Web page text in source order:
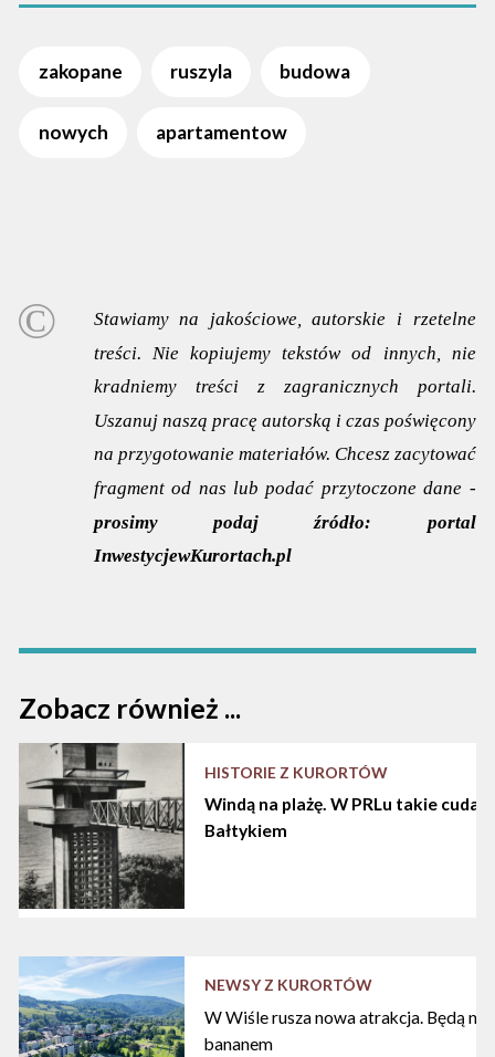
zakopane ruszyla budowa
nowych apartamentow
Stawiamy na jakościowe, autorskie i rzetelne
treści. Nie kopiujemy tekstów od innych, nie
kradniemy treści z zagranicznych portali.
Uszanuj naszą pracę autorską i czas poświęcony
na przygotowanie materiałów. Chcesz zacytować
fragment od nas lub podać przytoczone dane -
prosimy podaj źródło:
portal
InwestycjewKurortach.pl
Zobacz również ...
HISTORIE Z KURORTÓW
Windą na plażę. W PRLu takie cuda
Bałtykiem
NEWSY Z KURORTÓW
W Wiśle rusza nowa atrakcja. Będą
bananem